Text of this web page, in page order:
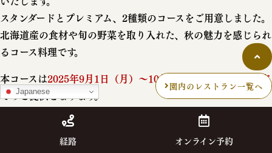
スタンダードとプレミアム、2種類のコースをご用意しました。
北海道産の食材や旬の野菜を取り入れた、秋の魅力を感じられ
るコース料理です。
本コースは2025年9月1日（月）～10月31日（金） の期間限定
でのご提供となります。
詳しいメニュー内容やご予約については、下記の特設ページを
ご確認ください。
≫ 詳細はこちら
Japanese 園内のレストラン一覧へ
経路 オンライン予約